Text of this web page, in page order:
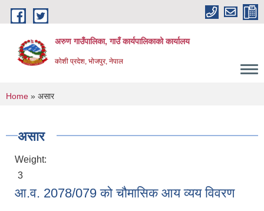
Skip to main content
अरुण गाउँपालिका, गाउँ कार्यपालिकाको कार्यालय
कोशी प्रदेश, भोजपुर, नेपाल
You are here
Home » असार
असार
Weight:
3
आ.व. 2078/079 को चौमासिक आय व्यय विवरण